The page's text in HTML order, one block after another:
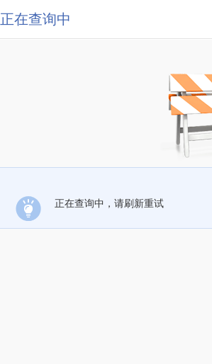
正在查询中
正在查询中，请刷新重试